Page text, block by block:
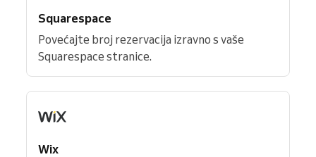
Squarespace
Povećajte broj rezervacija izravno s vaše
Squarespace stranice.
Wix